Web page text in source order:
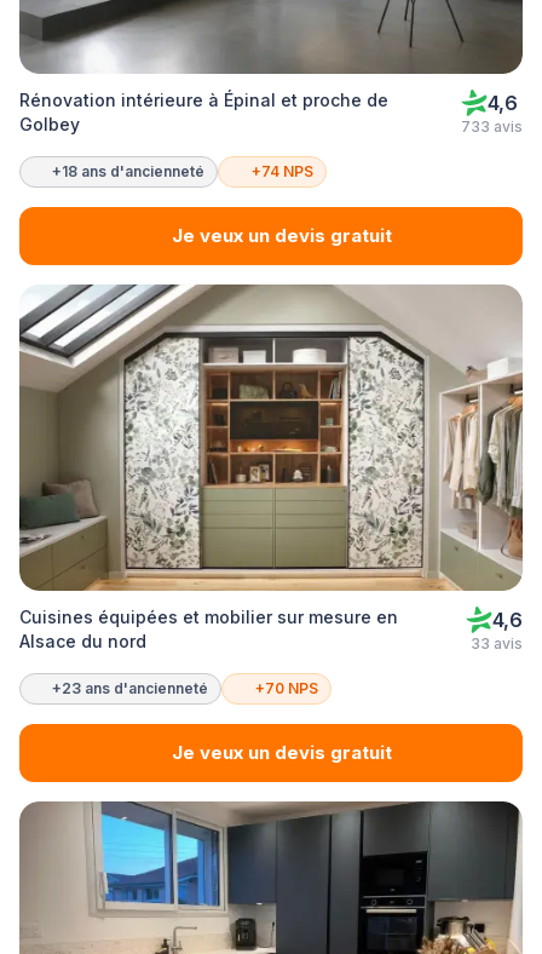
Rénovation intérieure à Épinal et proche de
Golbey
4,6
733 avis
+18 ans d'ancienneté +74 NPS
Je veux un devis gratuit
Cuisines équipées et mobilier sur mesure en
Alsace du nord
4,6
33 avis
+23 ans d'ancienneté +70 NPS
Je veux un devis gratuit